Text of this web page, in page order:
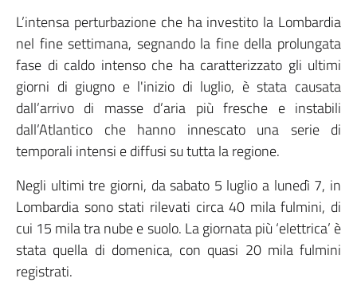
L’intensa perturbazione che ha investito la Lombardia
nel fine settimana, segnando la fine della prolungata
fase di caldo intenso che ha caratterizzato gli ultimi
giorni di giugno e l'inizio di luglio, è stata causata
dall’arrivo di masse d’aria più fresche e instabili
dall’Atlantico che hanno innescato una serie di
temporali intensi e diffusi su tutta la regione.
Negli ultimi tre giorni, da sabato 5 luglio a lunedì 7, in
Lombardia sono stati rilevati circa 40 mila fulmini, di
cui 15 mila tra nube e suolo. La giornata più ‘elettrica’ è
stata quella di domenica, con quasi 20 mila fulmini
registrati.